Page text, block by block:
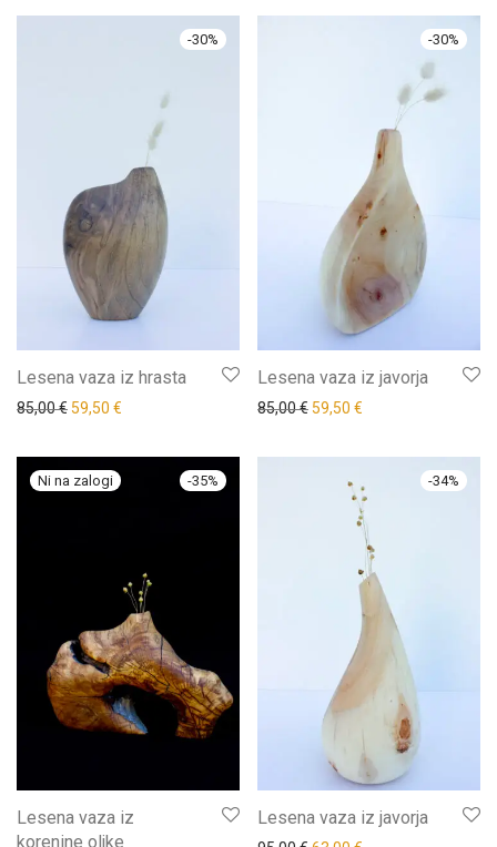
-30%
Lesena vaza iz hrasta
85,00€ 59,50 €
-30%
Lesena vaza iz javorja
85,00€ 59,50 €
-35%
Lesena vaza iz
korenine oljke
-34%
Lesena vaza iz javorja